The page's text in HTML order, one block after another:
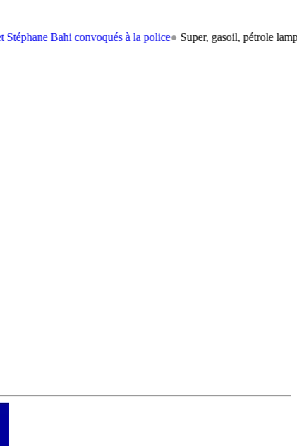
convoqués à la police● Super, gasoil, pétrole lampant: le